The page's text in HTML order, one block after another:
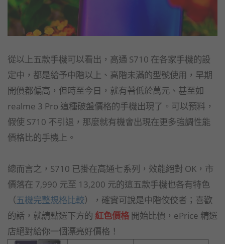
從以上五款手機可以看出，高通 S710 在各家手機的設
定中，都是給予中階以上、高階未滿的型號使用，早期
開價都偏高，但時至今日，就有著低於萬元、甚至如
realme 3 Pro 這種破盤價格的手機出現了。可以預料，
假使 S710 不引退，那麼就有機會出現在更多強調性能
價格比的手機上。
總而言之，S710 已掛在高通七系列，效能絕對 OK，市
價落在 7,990 元至 13,200 元的這五款手機也各有特色
（五機完整規格比較），確實可說是中階佼佼者；喜歡
的話，就請點選下方的 紅色價格開始比價，ePrice 精選
店絕對給你一個漂亮好價格！